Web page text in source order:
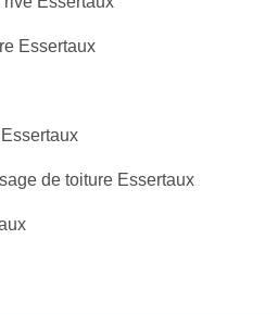
Essertaux
de toiture Essertaux